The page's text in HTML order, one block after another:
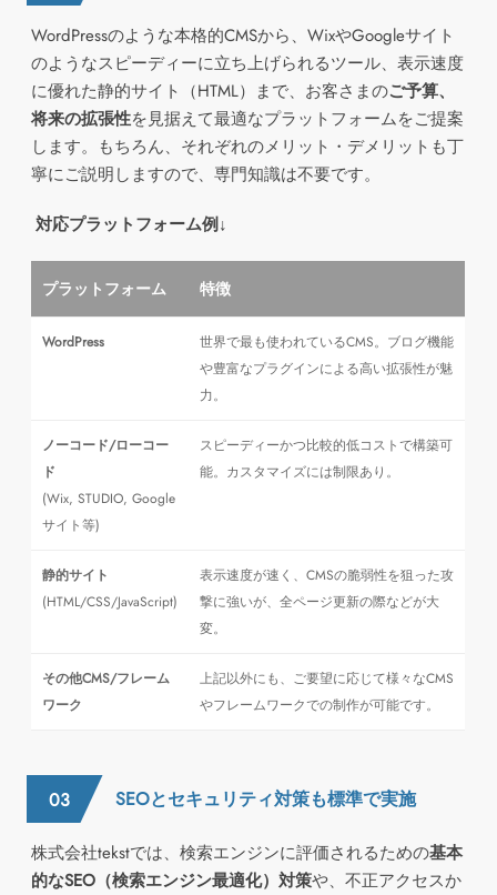
WordPressのような本格的CMSから、WixやGoogleサイト
のようなスピーディーに立ち上げられるツール、表示速度
に優れた静的サイト（HTML）まで、お客さまのご予算、
将来の拡張性を見据えて最適なプラットフォームをご提案
します。もちろん、それぞれのメリット・デメリットも丁
寧にご説明しますので、専門知識は不要です。
対応プラットフォーム例↓
プラットフォーム 特徴
WordPress
世界で最も使われているCMS。ブログ機能
や豊富なプラグインによる高い拡張性が魅
力。
ノーコード/ローコー
ド
(Wix, STUDIO, Google
サイト等)
スピーディーかつ比較的低コストで構築可
能。カスタマイズには制限あり。
静的サイト
(HTML/CSS/JavaScript)
表示速度が速く、CMSの脆弱性を狙った攻
撃に強いが、全ページ更新の際などが大
変。
その他CMS/フレーム
ワーク
上記以外にも、ご要望に応じて様々なCMS
やフレームワークでの制作が可能です。
SEOとセキュリティ対策も標準で実施
株式会社tekstでは、検索エンジンに評価されるための基本
的なSEO（検索エンジン最適化）対策や、不正アクセスか